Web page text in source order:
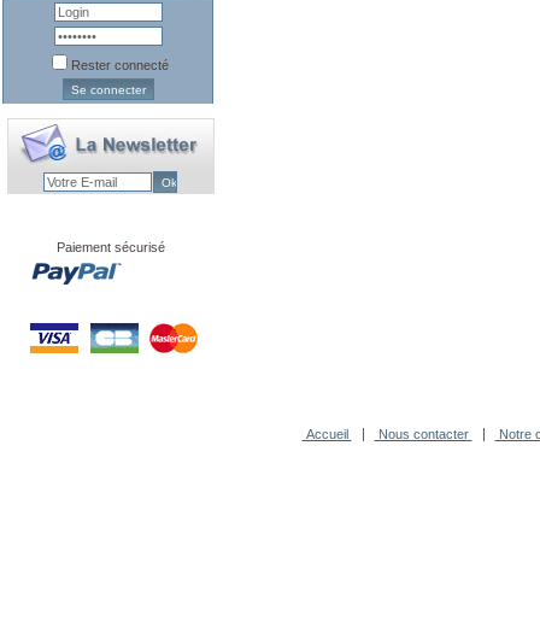
Rester connecté
Paiement sécurisé
Accueil Nous contacter Notre